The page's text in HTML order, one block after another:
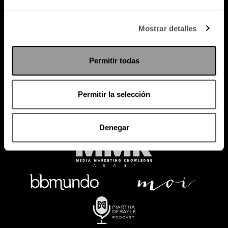
Mostrar detalles
Permitir todas
Permitir la selección
Denegar
Política de Privacidad
PODCAST RADIO MARTHA EVENTOS
SACA TU ID